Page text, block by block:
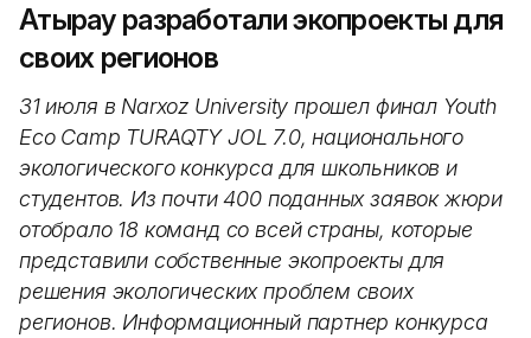
Атырау разработали экопроекты для
своих регионов
31 июля в Narxoz University прошел финал Youth
Eco Camp TURAQTY JOL 7.0, национального
экологического конкурса для школьников и
студентов. Из почти 400 поданных заявок жюри
отобрало 18 команд со всей страны, которые
представили собственные экопроекты для
решения экологических проблем своих
регионов. Информационный партнер конкурса